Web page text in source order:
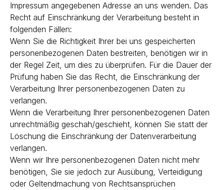
Impressum angegebenen Adresse an uns wenden. Das
Recht auf Einschränkung der Verarbeitung besteht in
folgenden Fällen:
Wenn Sie die Richtigkeit Ihrer bei uns gespeicherten
personenbezogenen Daten bestreiten, benötigen wir in
der Regel Zeit, um dies zu überprüfen. Für die Dauer der
Prüfung haben Sie das Recht, die Einschränkung der
Verarbeitung Ihrer personenbezogenen Daten zu
verlangen.
Wenn die Verarbeitung Ihrer personenbezogenen Daten
unrechtmäßig geschah/geschieht, können Sie statt der
Löschung die Einschränkung der Datenverarbeitung
verlangen.
Wenn wir Ihre personenbezogenen Daten nicht mehr
benötigen, Sie sie jedoch zur Ausübung, Verteidigung
oder Geltendmachung von Rechtsansprüchen